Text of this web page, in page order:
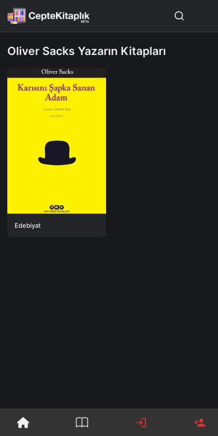
Oliver Sacks Yazarın Kitapları
Edebiyat